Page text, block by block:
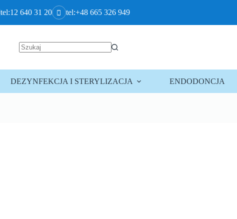
tel:12 640 31 20 tel:+48 665 326 949
DEZYNFEKCJA I STERYLIZACJA ENDODONCJA